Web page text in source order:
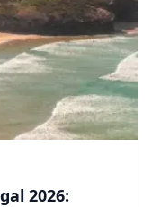
2026: